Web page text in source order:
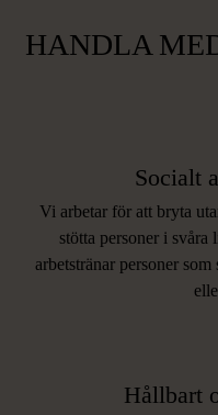
HANDLA
Socialt
Vi arbetar för att bryta
stötta personer i
arbetstränar personer
Hållbart